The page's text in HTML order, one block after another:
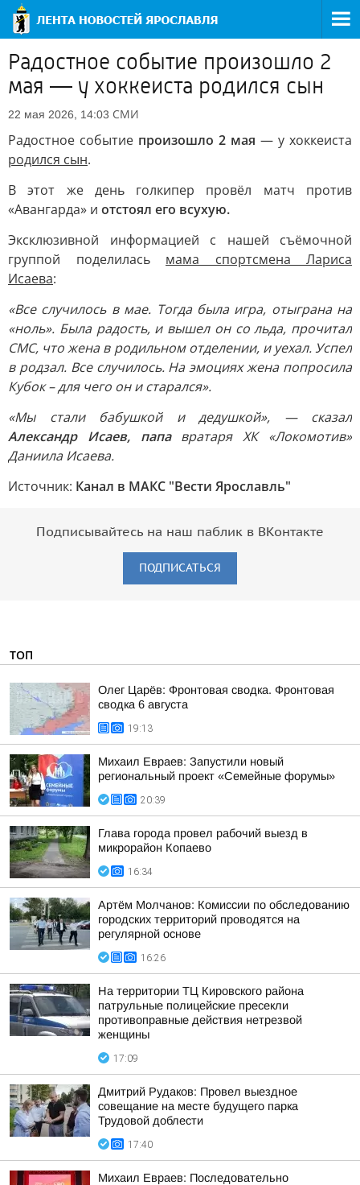
Радостное событие произошло 2
мая — у хоккеиста родился сын
22 мая 2026, 14:03 СМИ
Радостное событие произошло 2 мая — у хоккеиста
родился сын.
В этот же день голкипер провёл матч против
«Авангарда» и отстоял его всухую.
Эксклюзивной информацией с нашей съёмочной
группой поделилась мама спортсмена Лариса
Исаева:
«Все случилось в мае. Тогда была игра, отыграна на
«ноль». Была радость, и вышел он со льда, прочитал
СМС, что жена в родильном отделении, и уехал. Успел
в родзал. Все случилось. На эмоциях жена попросила
Кубок – для чего он и старался».
«Мы стали бабушкой и дедушкой», — сказал
Александр Исаев, папавратаря ХК «Локомотив»
Даниила Исаева.
Источник: Канал в МАКС "Вести Ярославль"
Подписывайтесь на наш паблик в ВКонтакте
ПОДПИСАТЬСЯ
ТОП
Олег Царёв: Фронтовая сводка. Фронтовая
сводка 6 августа
19:13
Михаил Евраев: Запустили новый
региональный проект «Семейные форумы»
20:39
Глава города провел рабочий выезд в
микрорайон Копаево
16:34
Артём Молчанов: Комиссии по обследованию
городских территорий проводятся на
регулярной основе
16:26
На территории ТЦ Кировского района
патрульные полицейские пресекли
противоправные действия нетрезвой
женщины
17:09
Дмитрий Рудаков: Провел выездное
совещание на месте будущего парка
Трудовой доблести
17:40
Михаил Евраев: Последовательно